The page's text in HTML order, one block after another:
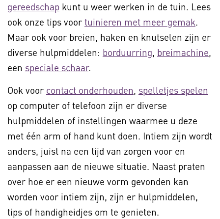
gereedschap kunt u weer werken in de tuin. Lees
ook onze tips voor tuinieren met meer gemak.
Maar ook voor breien, haken en knutselen zijn er
diverse hulpmiddelen: borduurring, breimachine,
een speciale schaar.
Ook voor contact onderhouden, spelletjes spelen
op computer of telefoon zijn er diverse
hulpmiddelen of instellingen waarmee u deze
met één arm of hand kunt doen. Intiem zijn wordt
anders, juist na een tijd van zorgen voor en
aanpassen aan de nieuwe situatie. Naast praten
over hoe er een nieuwe vorm gevonden kan
worden voor intiem zijn, zijn er hulpmiddelen,
tips of handigheidjes om te genieten.